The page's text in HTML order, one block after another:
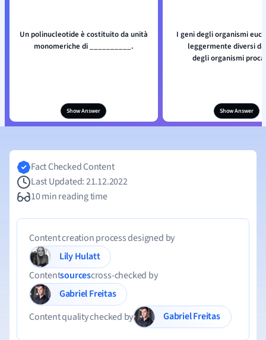
Un polinucleotide è costituito da unità
monomeriche di __________.
Show Answer
I geni degli organismi
leggermente diversi
degli organismi
Show Answer
Fact Checked Content
Last Updated: 21.12.2022
10 min reading time
Content creation process designed by
Lily Hulatt
Contentsourcescross-checked by
Gabriel Freitas
Content quality checked by
Gabriel Freitas